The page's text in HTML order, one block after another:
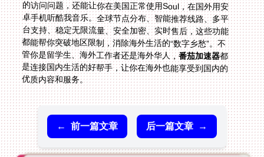
管你是留学生、海外工作者还是海外华人，番茄加速器都
是连接国内生活的好帮手，让你在海外也能享受到国内的
优质内容和服务。
← 前一篇文章 后一篇文章 →